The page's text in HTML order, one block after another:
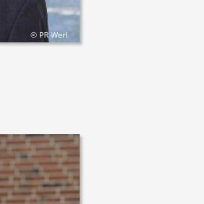
© PR Werl